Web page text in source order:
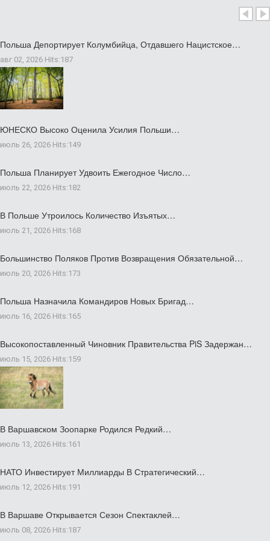
Польша Депортирует Колумбийца, Отдавшего Нацистское…
авг 02, 2026 Hits:187
ЮНЕСКО Высоко Оценила Усилия Польши…
июль 26, 2026 Hits:149
Польша Планирует Удвоить Ежегодное Число…
июль 22, 2026 Hits:182
В Польше Утроилось Количество Изъятых…
июль 21, 2026 Hits:168
Большинство Поляков Против Возвращения Обязательной…
июль 20, 2026 Hits:173
Польша Назначила Командиров Новых Бригад…
июль 16, 2026 Hits:165
Высокопоставленный Чиновник Правительства PiS Задержан…
июль 15, 2026 Hits:159
В Варшавском Зоопарке Родился Редкий…
июль 13, 2026 Hits:161
НАТО Инвестирует Миллиарды В Стратегический…
июль 12, 2026 Hits:191
В Варшаве Открывается Сезон Спектаклей…
июль 08, 2026 Hits:187